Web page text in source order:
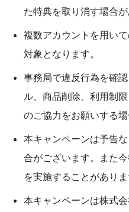
た特典を取り消す場合が
複数アカウントを用い
対象となります。
事務局で違反行為を確
ル、商品削除、利用制
のご協力をお願いする場
本キャンペーンは予告
合がございます。また
を実施することがありま
本キャンペーンは株式